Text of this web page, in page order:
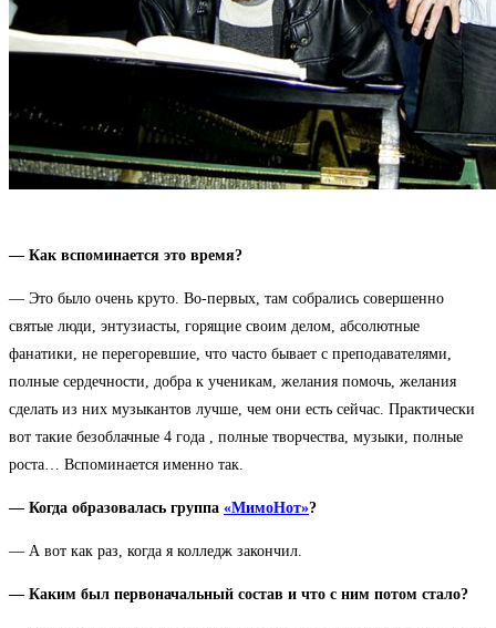
— Как вспоминается это время?
— Это было очень круто. Во-первых, там собрались совершенно
святые люди, энтузиасты, горящие своим делом, абсолютные
фанатики, не перегоревшие, что часто бывает с преподавателями,
полные сердечности, добра к ученикам, желания помочь, желания
сделать из них музыкантов лучше, чем они есть сейчас. Практически
вот такие безоблачные 4 года , полные творчества, музыки, полные
роста… Вспоминается именно так.
— Когда образовалась группа «МимоНот»?
— А вот как раз, когда я колледж закончил.
— Каким был первоначальный состав и что с ним потом стало?